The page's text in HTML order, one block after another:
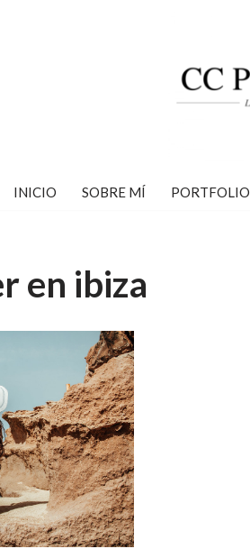
INICIO SOBRE MÍ PORTFOLIO
en ibiza